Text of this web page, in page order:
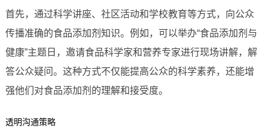
首先，通过科学讲座、社区活动和学校教育等方式，向公众
传播准确的食品添加剂知识。例如，可以举办“食品添加剂与
健康”主题日，邀请食品科学家和营养专家进行现场讲解，解
答公众疑问。这种方式不仅能提高公众的科学素养，还能增
强他们对食品添加剂的理解和接受度。
透明沟通策略